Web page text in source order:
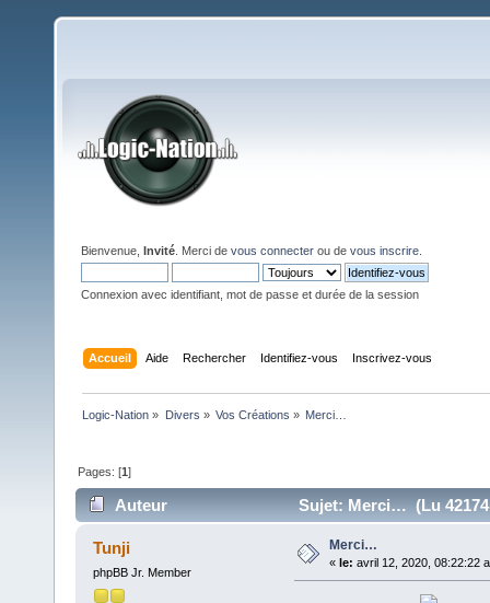
Bienvenue, Invité . Merci de vous connecter ou de vous inscrire
Connexion avec identifiant, mot de passe et durée de la session
Accueil Aide Rechercher Identifiez-vous Inscrivez-vous
Logic-Nation » Divers » Vos Créations » Merci…
Pages: [1]
Auteur Sujet: Merci… (Lu
Tunji
phpBB Jr. Member
Merci…
« le: avril 12, 2020, 08:22:22